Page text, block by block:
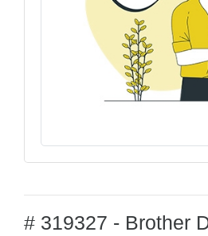
# 319327 - Brother